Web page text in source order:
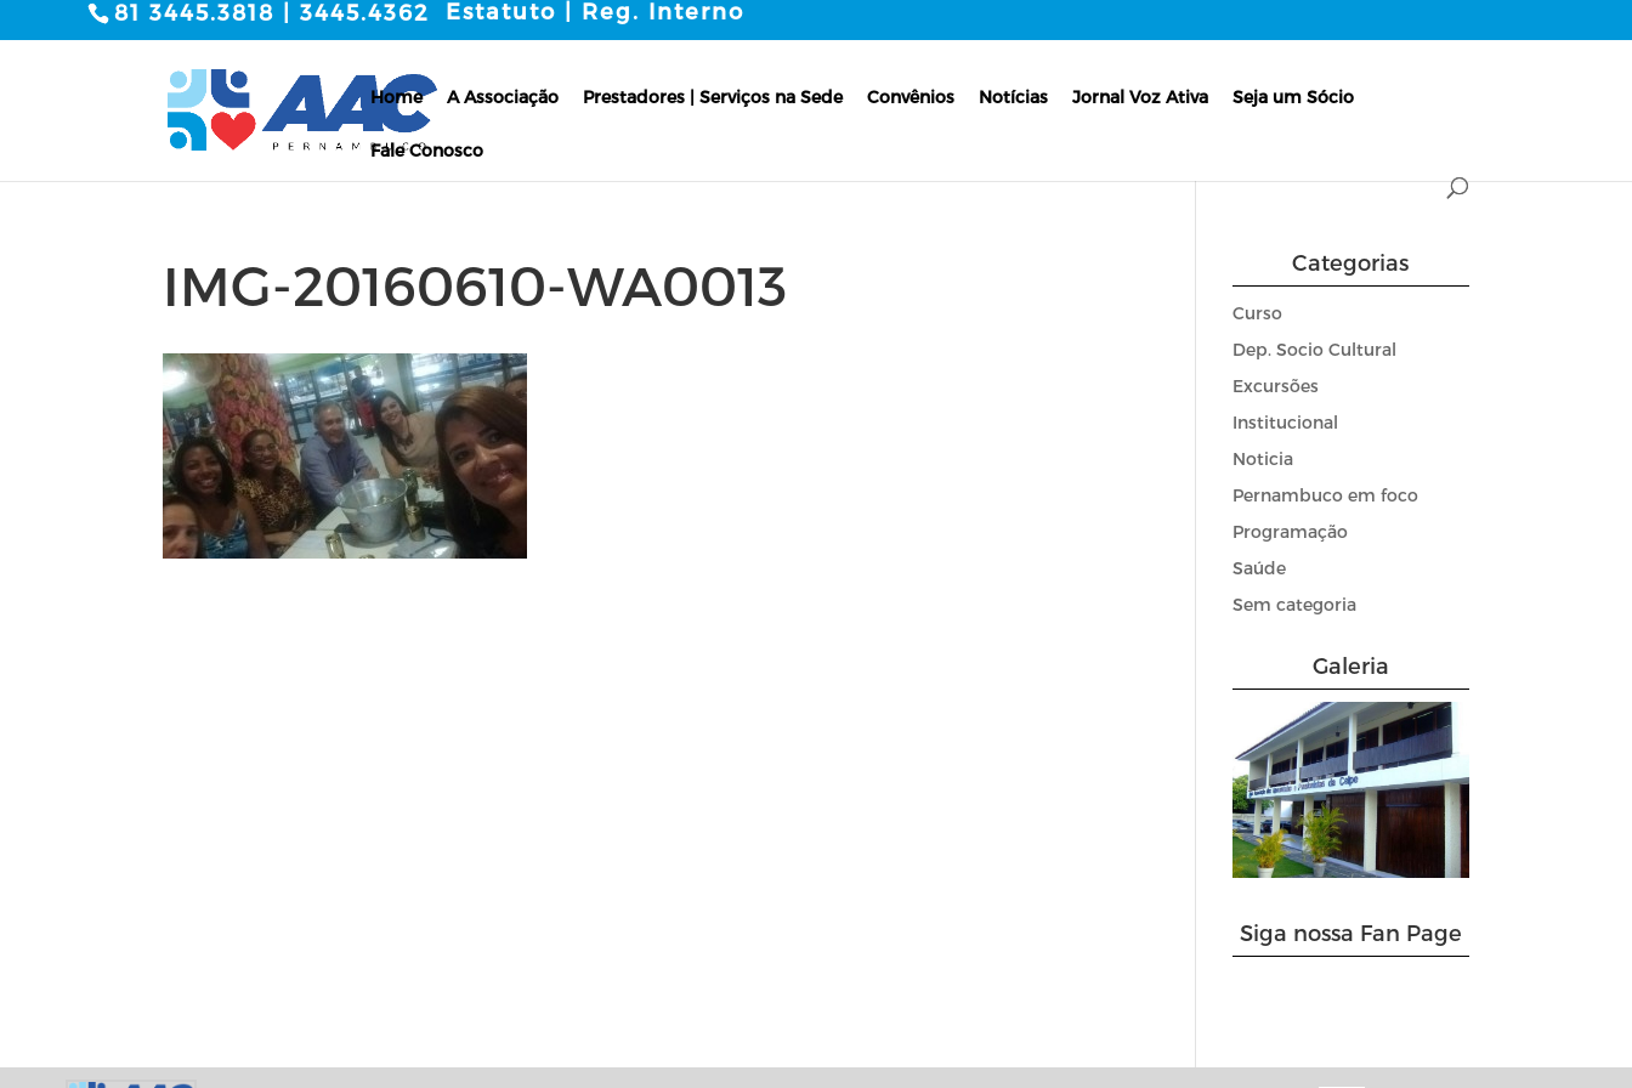
81 3445.3818 | 3445.4362 Estatuto | Reg. Interno
Home A Associação Prestadores | Serviços na Sede Convênios Notícias Jornal Voz Ativa Seja um Sócio
Fale Conosco
IMG-20160610-WA0013 Categorias
Curso
Dep. Socio Cultural
Excursões
Institucional
Noticia
Pernambuco em foco
Programação
Saúde
Sem categoria
Galeria
Siga nossa Fan Page